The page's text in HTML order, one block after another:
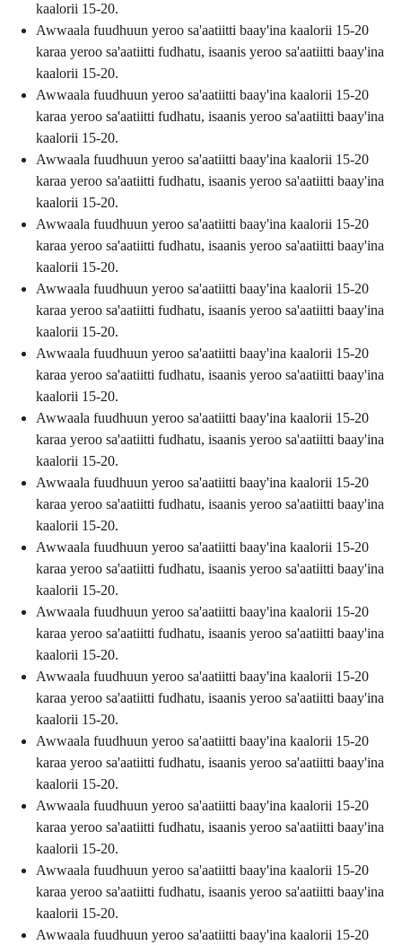
kaalorii 15-20.
Awwaala fuudhuun yeroo sa'aatiitti baay'ina kaalorii 15-20
karaa yeroo sa'aatiitti fudhatu, isaanis yeroo sa'aatiitti baay'ina
kaalorii 15-20.
Awwaala fuudhuun yeroo sa'aatiitti baay'ina kaalorii 15-20
karaa yeroo sa'aatiitti fudhatu, isaanis yeroo sa'aatiitti baay'ina
kaalorii 15-20.
Awwaala fuudhuun yeroo sa'aatiitti baay'ina kaalorii 15-20
karaa yeroo sa'aatiitti fudhatu, isaanis yeroo sa'aatiitti baay'ina
kaalorii 15-20.
Awwaala fuudhuun yeroo sa'aatiitti baay'ina kaalorii 15-20
karaa yeroo sa'aatiitti fudhatu, isaanis yeroo sa'aatiitti baay'ina
kaalorii 15-20.
Awwaala fuudhuun yeroo sa'aatiitti baay'ina kaalorii 15-20
karaa yeroo sa'aatiitti fudhatu, isaanis yeroo sa'aatiitti baay'ina
kaalorii 15-20.
Awwaala fuudhuun yeroo sa'aatiitti baay'ina kaalorii 15-20
karaa yeroo sa'aatiitti fudhatu, isaanis yeroo sa'aatiitti baay'ina
kaalorii 15-20.
Awwaala fuudhuun yeroo sa'aatiitti baay'ina kaalorii 15-20
karaa yeroo sa'aatiitti fudhatu, isaanis yeroo sa'aatiitti baay'ina
kaalorii 15-20.
Awwaala fuudhuun yeroo sa'aatiitti baay'ina kaalorii 15-20
karaa yeroo sa'aatiitti fudhatu, isaanis yeroo sa'aatiitti baay'ina
kaalorii 15-20.
Awwaala fuudhuun yeroo sa'aatiitti baay'ina kaalorii 15-20
karaa yeroo sa'aatiitti fudhatu, isaanis yeroo sa'aatiitti baay'ina
kaalorii 15-20.
Awwaala fuudhuun yeroo sa'aatiitti baay'ina kaalorii 15-20
karaa yeroo sa'aatiitti fudhatu, isaanis yeroo sa'aatiitti baay'ina
kaalorii 15-20.
Awwaala fuudhuun yeroo sa'aatiitti baay'ina kaalorii 15-20
karaa yeroo sa'aatiitti fudhatu, isaanis yeroo sa'aatiitti baay'ina
kaalorii 15-20.
Awwaala fuudhuun yeroo sa'aatiitti baay'ina kaalorii 15-20
karaa yeroo sa'aatiitti fudhatu, isaanis yeroo sa'aatiitti baay'ina
kaalorii 15-20.
Awwaala fuudhuun yeroo sa'aatiitti baay'ina kaalorii 15-20
karaa yeroo sa'aatiitti fudhatu, isaanis yeroo sa'aatiitti baay'ina
kaalorii 15-20.
Awwaala fuudhuun yeroo sa'aatiitti baay'ina kaalorii 15-20
karaa yeroo sa'aatiitti fudhatu, isaanis yeroo sa'aatiitti baay'ina
kaalorii 15-20.
Awwaala fuudhuun yeroo sa'aatiitti baay'ina kaalorii 15-20